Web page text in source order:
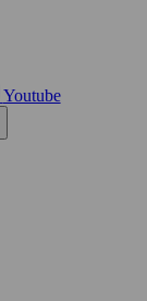
Youtube